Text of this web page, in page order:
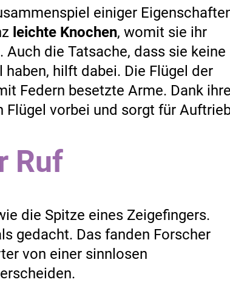
einiger
leichte Knochen, womit sie ihr
die Tatsache, dass sie keine
hilft dabei. Die Flügel der
Federn besetzte Arme. Dank
vorbei und sorgt für
Ruf
die Spitze eines Zeigefingers.
gedacht. Das fanden Forscher
von einer sinnlosen